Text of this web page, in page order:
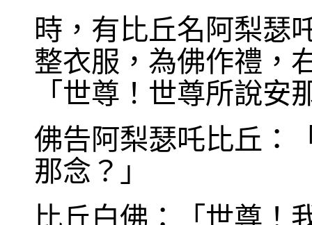
時，有比丘名阿梨瑟
整衣服，為佛作禮，
「世尊！世尊所說安
佛告阿梨瑟吒比丘：
那念？」
比丘白佛：「世尊！